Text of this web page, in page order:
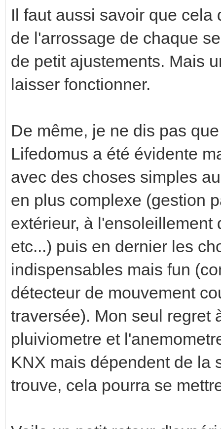
Il faut aussi savoir que
de l'arrossage de chaque
de petit ajustements. Mais
laisser fonctionner.
De même, je ne dis pas
Lifedomus a été évidente
avec des choses simples
en plus complexe (gestion
extérieur, à
etc...) puis en dernier les
indispensables mais fun
détecteur de mouvement
traversée). Mon seul regret
pluiviometre et
KNX mais dépendent de la
trouve, cela pourra se